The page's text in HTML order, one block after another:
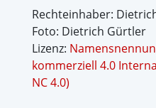
Rechteinhaber:
Foto: Dietrich Gürtler
Lizenz:
kommerziell 4.0
NC 4.0)